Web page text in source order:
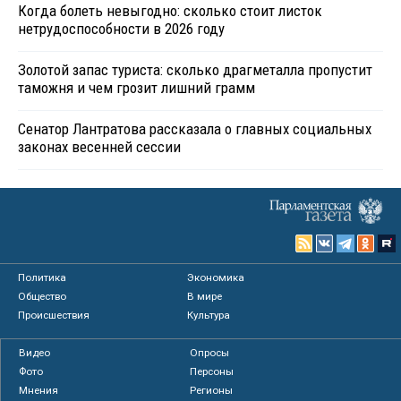
Когда болеть невыгодно: сколько стоит листок
нетрудоспособности в 2026 году
Золотой запас туриста: сколько драгметалла пропустит
таможня и чем грозит лишний грамм
Сенатор Лантратова рассказала о главных социальных
законах весенней сессии
Политика
Экономика
Общество
В мире
Происшествия
Культура
Видео
Опросы
Фото
Персоны
Мнения
Регионы